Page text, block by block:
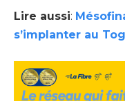
Lire aussi:
s’implanter au